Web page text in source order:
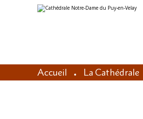
Aller
au
Outils
personnels
Accueil La Cathédrale